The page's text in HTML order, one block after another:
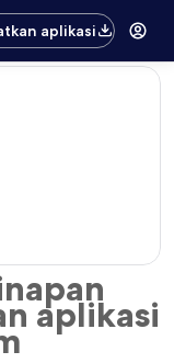
aplikasi
aplikasi